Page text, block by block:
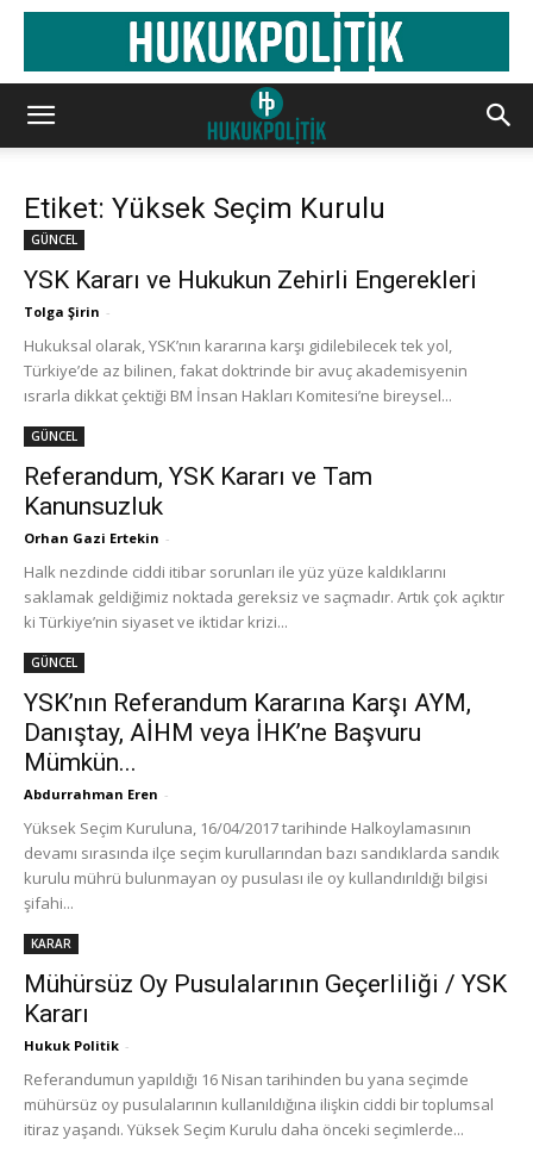
Etiket: Yüksek Seçim Kurulu
GÜNCEL
YSK Kararı ve Hukukun Zehirli Engerekleri
Tolga Şirin -
Hukuksal olarak, YSK’nın kararına karşı gidilebilecek tek yol,
Türkiye’de az bilinen, fakat doktrinde bir avuç akademisyenin
ısrarla dikkat çektiği BM İnsan Hakları Komitesi’ne bireysel...
GÜNCEL
Referandum, YSK Kararı ve Tam
Kanunsuzluk
Orhan Gazi Ertekin -
Halk nezdinde ciddi itibar sorunları ile yüz yüze kaldıklarını
saklamak geldiğimiz noktada gereksiz ve saçmadır. Artık çok açıktır
ki Türkiye’nin siyaset ve iktidar krizi...
GÜNCEL
YSK’nın Referandum Kararına Karşı AYM,
Danıştay, AİHM veya İHK’ne Başvuru
Mümkün...
Abdurrahman Eren -
Yüksek Seçim Kuruluna, 16/04/2017 tarihinde Halkoylamasının
devamı sırasında ilçe seçim kurullarından bazı sandıklarda sandık
kurulu mührü bulunmayan oy pusulası ile oy kullandırıldığı bilgisi
şifahi...
KARAR
Mühürsüz Oy Pusulalarının Geçerliliği / YSK
Kararı
Hukuk Politik -
Referandumun yapıldığı 16 Nisan tarihinden bu yana seçimde
mühürsüz oy pusulalarının kullanıldığına ilişkin ciddi bir toplumsal
itiraz yaşandı. Yüksek Seçim Kurulu daha önceki seçimlerde...